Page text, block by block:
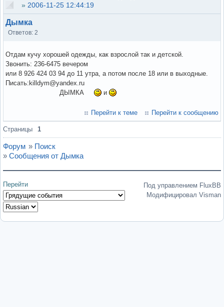
» 2006-11-25 12:44:19
Дымка
Ответов: 2
Отдам кучу хорошей одежды, как взрослой так и детской.
Звонить: 236-6475 вечером
или 8 926 424 03 94 до 11 утра, а потом после 18 или в выходные.
Писать:killdym@yandex.ru
ДЫМКА
и
Перейти к теме Перейти к сообщению
Страницы 1
Форум » Поиск
» Сообщения от Дымка
Перейти
Под управлением FluxBB
Модифицировал Visman